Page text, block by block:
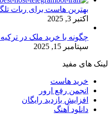
بهترین هاست برای ربات
اکتبر 3, 2025
چگونه با خرید ملک در
سپتامبر 15, 2025
لینک های مفید
خرید هاست
انجمن رفع ارور
افزایش بازدید رایگان
دانلود آهنگ